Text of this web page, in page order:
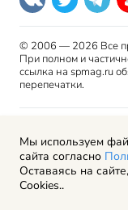
© 2006 — 2026 Все
При полном и
ссылка на spmag.ru
перепечатки.
права
Пользовательское
Политика
Рекламодателям
Мы используем
сайта согласно
Оставаясь на
Cookies..